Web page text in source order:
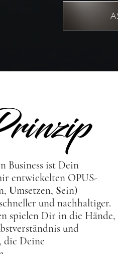
Business ist Dein
entwickelten OPUS-
Umsetzen, Sein)
und nachhaltiger.
spielen Dir in die Hände,
und
die Deine